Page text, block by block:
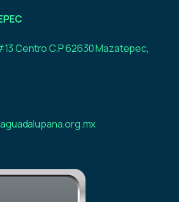
Centro C.P 62630 Mazatepec,